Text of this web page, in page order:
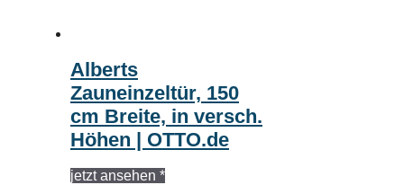
Alberts
Zauneinzeltür, 150
cm Breite, in versch.
Höhen | OTTO.de
jetzt ansehen *